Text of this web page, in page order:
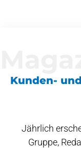
Kunden-
Jährlich
Gruppe,